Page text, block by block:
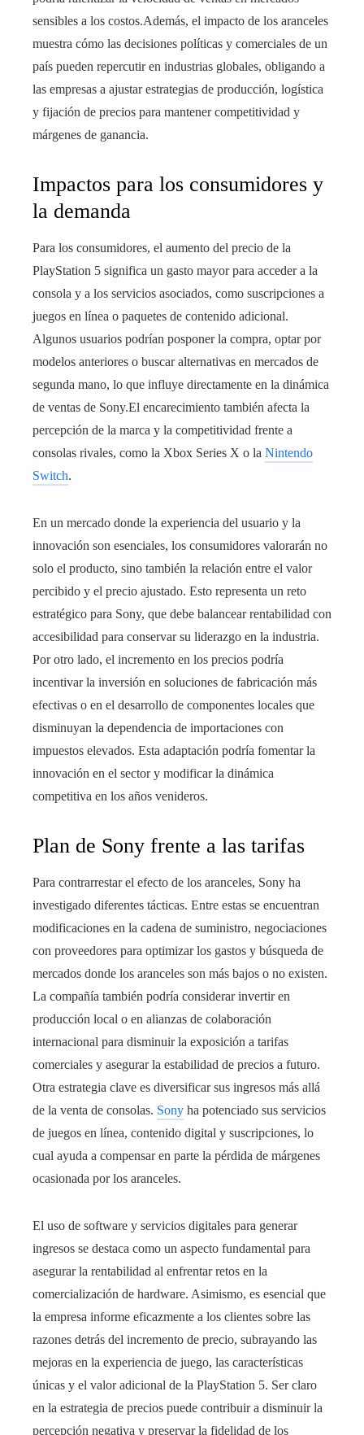
sensibles a los costos.Además, el impacto de los aranceles
muestra cómo las decisiones políticas y comerciales de un
país pueden repercutir en industrias globales, obligando a
las empresas a ajustar estrategias de producción, logística
y fijación de precios para mantener competitividad y
márgenes de ganancia.
Impactos para los consumidores y
la demanda
Para los consumidores, el aumento del precio de la
PlayStation 5 significa un gasto mayor para acceder a la
consola y a los servicios asociados, como suscripciones a
juegos en línea o paquetes de contenido adicional.
Algunos usuarios podrían posponer la compra, optar por
modelos anteriores o buscar alternativas en mercados de
segunda mano, lo que influye directamente en la dinámica
de ventas de Sony.El encarecimiento también afecta la
percepción de la marca y la competitividad frente a
consolas rivales, como la Xbox Series X o la Nintendo
Switch.
En un mercado donde la experiencia del usuario y la
innovación son esenciales, los consumidores valorarán no
solo el producto, sino también la relación entre el valor
percibido y el precio ajustado. Esto representa un reto
estratégico para Sony, que debe balancear rentabilidad con
accesibilidad para conservar su liderazgo en la industria.
Por otro lado, el incremento en los precios podría
incentivar la inversión en soluciones de fabricación más
efectivas o en el desarrollo de componentes locales que
disminuyan la dependencia de importaciones con
impuestos elevados. Esta adaptación podría fomentar la
innovación en el sector y modificar la dinámica
competitiva en los años venideros.
Plan de Sony frente a las tarifas
Para contrarrestar el efecto de los aranceles, Sony ha
investigado diferentes tácticas. Entre estas se encuentran
modificaciones en la cadena de suministro, negociaciones
con proveedores para optimizar los gastos y búsqueda de
mercados donde los aranceles son más bajos o no existen.
La compañía también podría considerar invertir en
producción local o en alianzas de colaboración
internacional para disminuir la exposición a tarifas
comerciales y asegurar la estabilidad de precios a futuro.
Otra estrategia clave es diversificar sus ingresos más allá
de la venta de consolas. Sony ha potenciado sus servicios
de juegos en línea, contenido digital y suscripciones, lo
cual ayuda a compensar en parte la pérdida de márgenes
ocasionada por los aranceles.
El uso de software y servicios digitales para generar
ingresos se destaca como un aspecto fundamental para
asegurar la rentabilidad al enfrentar retos en la
comercialización de hardware. Asimismo, es esencial que
la empresa informe eficazmente a los clientes sobre las
razones detrás del incremento de precio, subrayando las
mejoras en la experiencia de juego, las características
únicas y el valor adicional de la PlayStation 5. Ser claro
en la estrategia de precios puede contribuir a disminuir la
percepción negativa y preservar la fidelidad de los